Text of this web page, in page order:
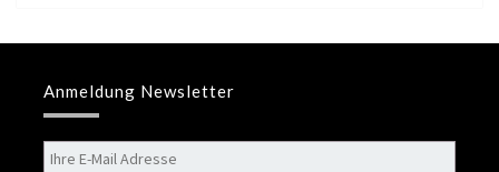
Anmeldung Newsletter